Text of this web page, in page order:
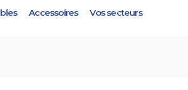
Accessoires
Vos secteurs